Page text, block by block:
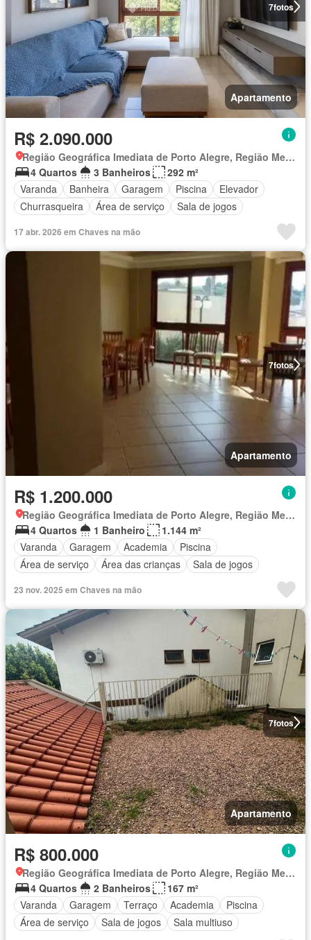
7fotos
Apartamento
R$ 2.090.000
Região Geográfica Imediata de Porto Alegre, Região Metropolitana de Porto Alegre
4 Quartos
3 Banheiros
292 m²
Varanda
Banheira Garagem Piscina
Elevador
Churrasqueira
Área de serviço Sala de jogos
17 abr. 2026 em Chaves na mão
7fotos
Apartamento
R$ 1.200.000
Região Geográfica Imediata de Porto Alegre, Região Metropolitana de Porto Alegre
4 Quartos
1 Banheiro
1.144 m²
Varanda
Garagem Academia
Piscina
Área de serviço
Área das crianças Sala de jogos
23 nov. 2025 em Chaves na mão
7fotos
Apartamento
R$ 800.000
Região Geográfica Imediata de Porto Alegre, Região Metropolitana de Porto Alegre
4 Quartos
2 Banheiros
167 m²
Varanda
Garagem Terraço Academia
Piscina
Área de serviço
Sala de jogos Sala multiuso